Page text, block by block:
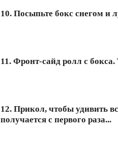
10. Посыпьте бокс снегом и
11. Фронт-сайд ролл с
12. Прикол, чтобы удивить
получается с первого раза...